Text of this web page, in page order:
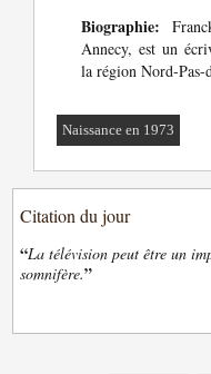
Biographie:
Annecy, est un
la région Nord-Pas-
Naissance en 1973
Citation du jour
“La télévision peut être un
somnifère.”